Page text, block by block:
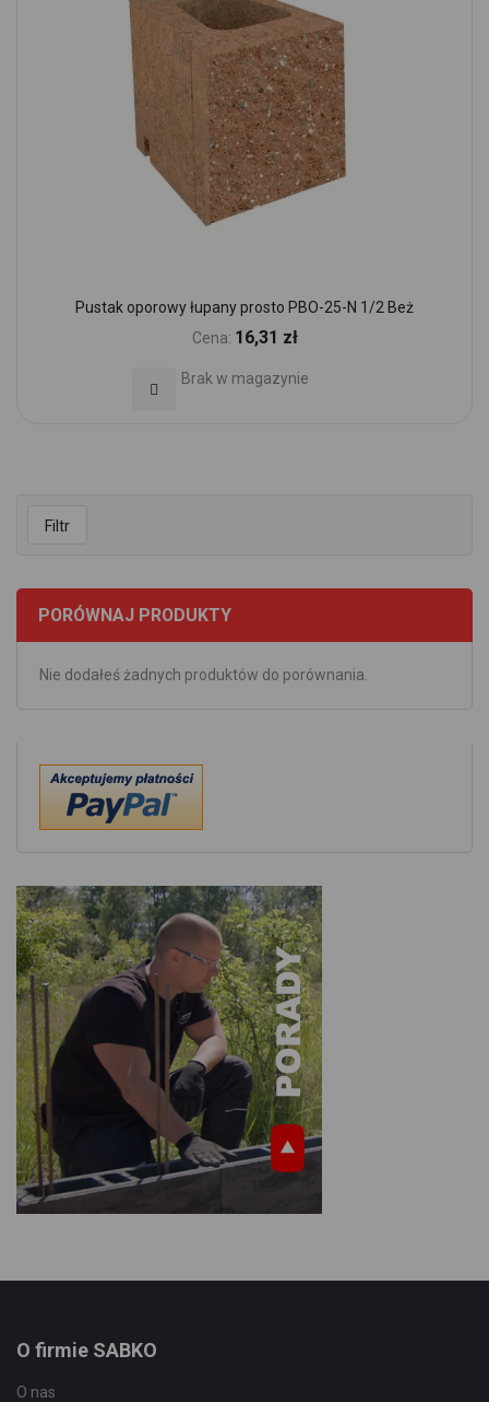
Pustak oporowy łupany prosto PBO-25-N 1/2 Beż
Cena: 16,31 zł
Brak w magazynie
Dodaj do Ulubionych
Filtr
PORÓWNAJ PRODUKTY
Nie dodałeś żadnych produktów do porównania.
O firmie SABKO
O nas